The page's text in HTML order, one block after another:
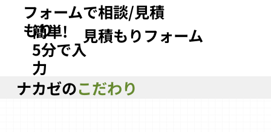
フォームで相談/見積
もり
簡単!
5分で入
力
見積もりフォーム
ナカゼのこだわり